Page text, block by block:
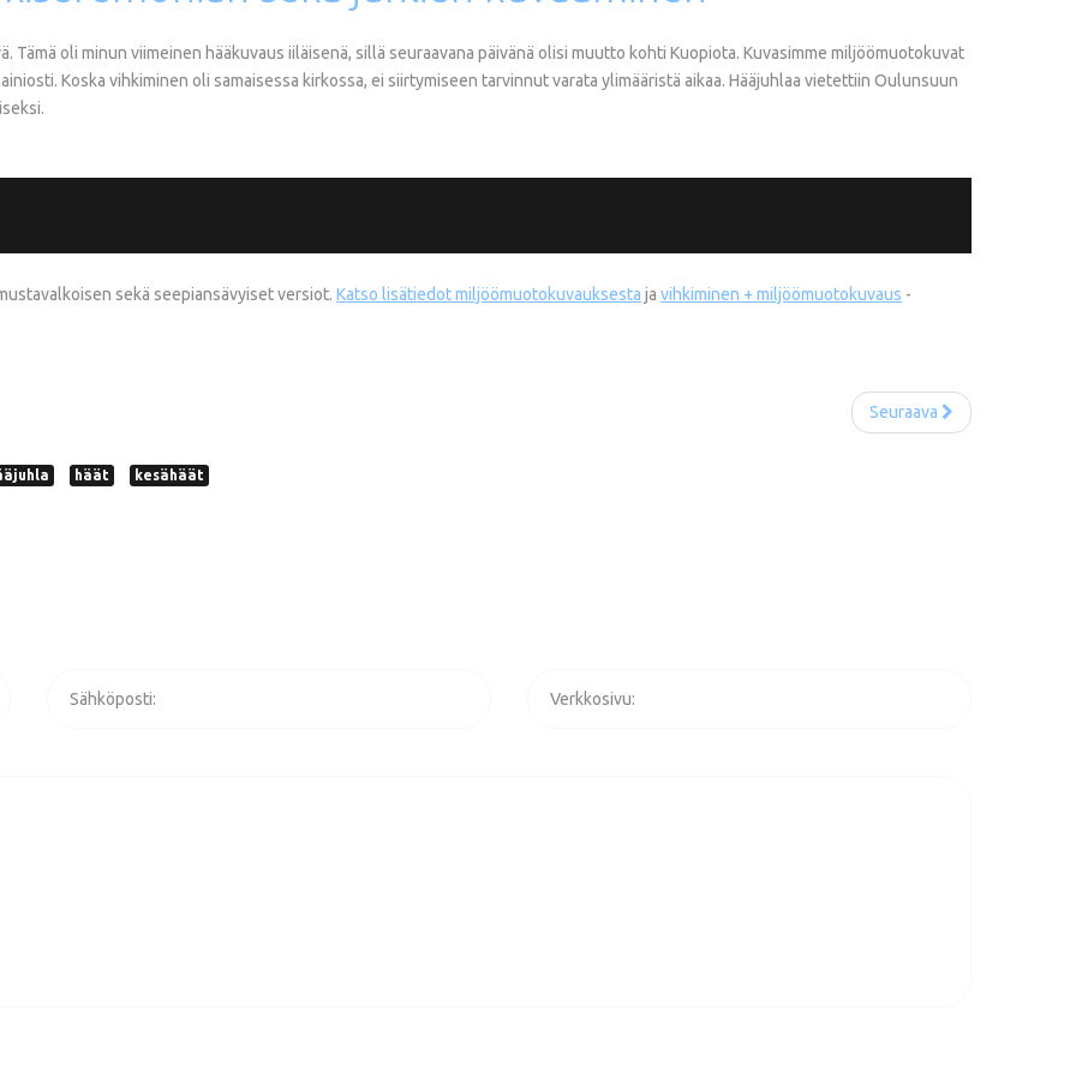
Tämä oli minun viimeinen hääkuvaus iiläisenä, sillä seuraavana päivänä olisi muutto kohti Kuopiota. Kuvasimme miljöömuotokuvat
Koska vihkiminen oli samaisessa kirkossa, ei siirtymiseen tarvinnut varata ylimääristä aikaa. Hääjuhlaa vietettiin Oulunsuun
sekä seepiansävyiset versiot. Katso lisätiedot miljöömuotokuvauksesta ja vihkiminen + miljöömuotokuvaus -
Seuraava
häät kesähäät